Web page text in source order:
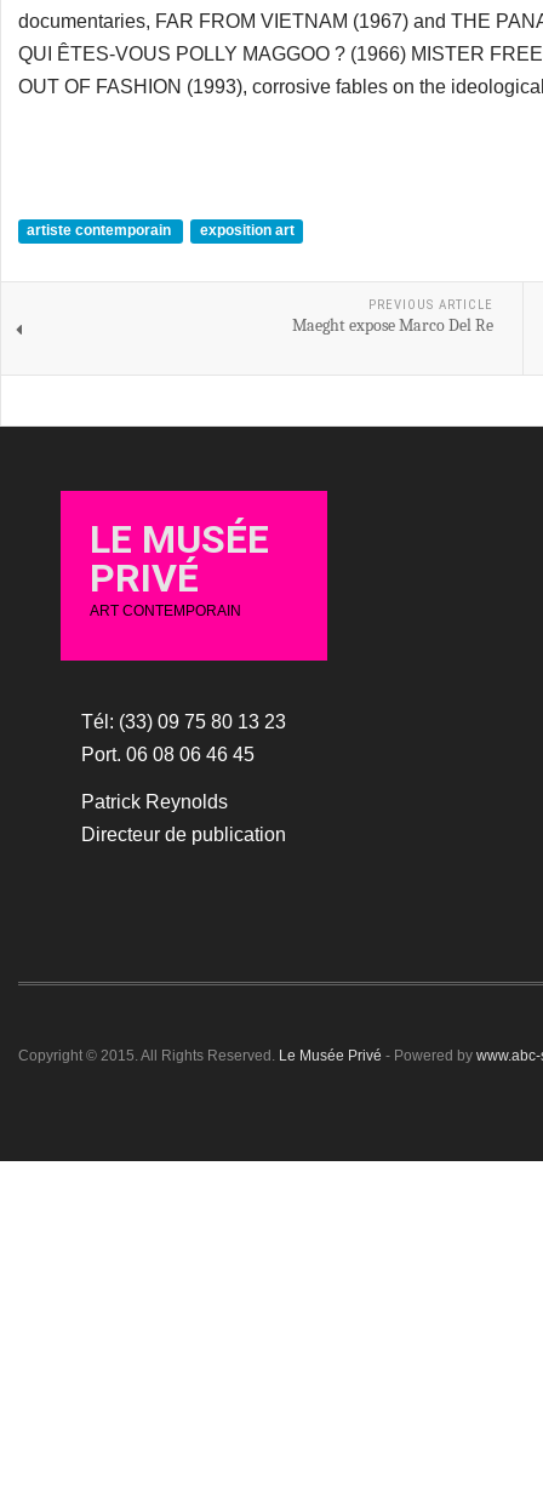
documentaries, FAR FROM VIETNAM (1967) and THE
QUI ÊTES-VOUS POLLY MAGGOO ? (1966) MISTER
OUT OF FASHION (1993), corrosive fables on the
artiste contemporain exposition art
PREVIOUS ARTICLE
Maeght expose Marco Del Re
LE MUSÉE
PRIVÉ
ART CONTEMPORAIN
Tél: (33) 09 75 80 13 23
Port. 06 08 06 46 45
Patrick Reynolds
Directeur de publication
Copyright © 2015. All Rights Reserved. Le Musée Privé - Powered by